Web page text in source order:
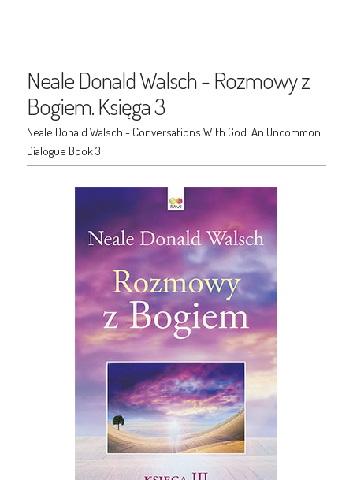
Neale Donald Walsch - Rozmowy z
Bogiem. Księga 3
Neale Donald Walsch - Conversations With God: An Uncommon
Dialogue Book 3